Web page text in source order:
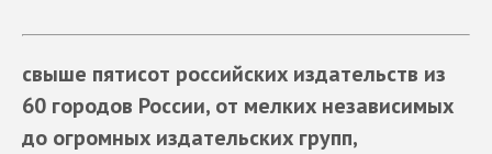
свыше пятисот российских издательств из
60 городов России, от мелких независимых
до огромных издательских групп,